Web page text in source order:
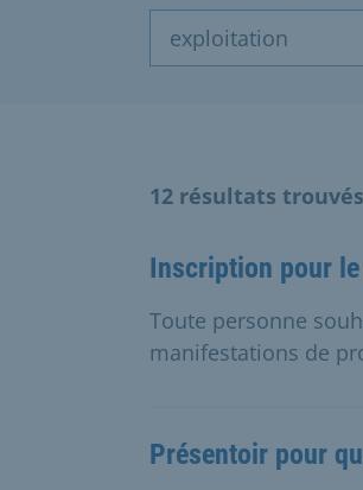
12 résultats
Inscription pour
Toute personne
manifestations de
Présentoir pour